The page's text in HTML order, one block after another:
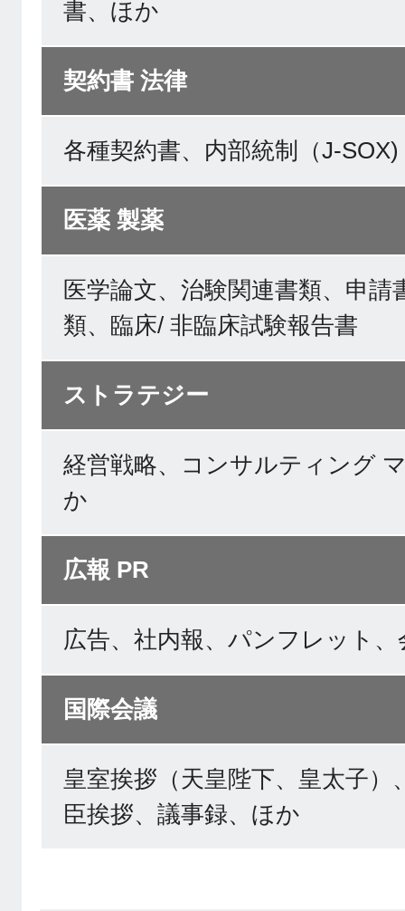
書、ほか
契約書 法律
各種契約書、内部統制（J-
医薬 製薬
医学論文、治験関連書類、申請
類、臨床/ 非臨床試験報告書
ストラテジー
経営戦略、コンサルティング
か
広報 PR
広告、社内報、パンフレット
国際会議
皇室挨拶（天皇陛下、皇太子）
臣挨拶、議事録、ほか